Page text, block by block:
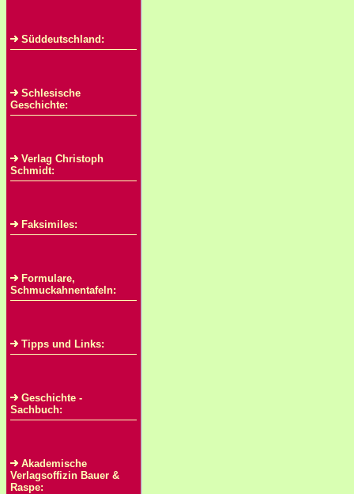
Süddeutschland:
Schlesische
Geschichte:
Verlag Christoph
Schmidt:
Faksimiles:
Formulare,
Schmuckahnentafeln:
Tipps und Links:
Geschichte -
Sachbuch:
Akademische
Verlagsoffizin Bauer &
Raspe: